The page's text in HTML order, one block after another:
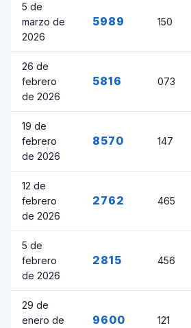
5 de
marzo de
2026
5989 150
26 de
febrero
de 2026
5816 073
19 de
febrero
de 2026
8570 147
12 de
febrero
de 2026
2762 465
5 de
febrero
de 2026
2815 456
29 de
enero de
9600 121